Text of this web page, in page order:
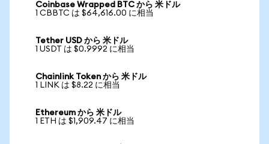
Coinbase Wrapped BTC から 米ドル
1 CBBTC は $64,616.00 に相当
Tether USD から 米ドル
1 USDT は $0.9992 に相当
Chainlink Token から 米ドル
1 LINK は $8.22 に相当
Ethereum から 米ドル
1 ETH は $1,909.47 に相当